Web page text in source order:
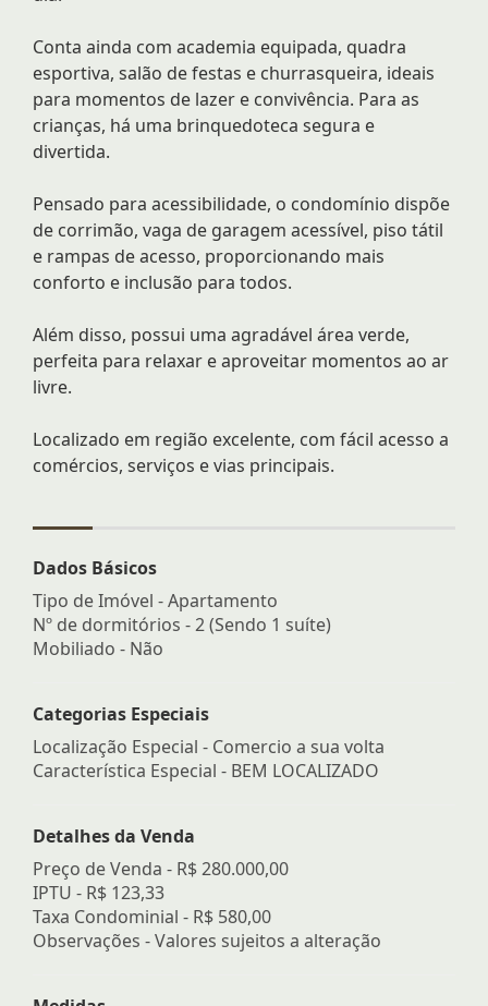
Conta ainda com academia equipada, quadra
esportiva, salão de festas e churrasqueira, ideais
para momentos de lazer e convivência. Para as
crianças, há uma brinquedoteca segura e
divertida.
Pensado para acessibilidade, o condomínio dispõe
de corrimão, vaga de garagem acessível, piso tátil
e rampas de acesso, proporcionando mais
conforto e inclusão para todos.
Além disso, possui uma agradável área verde,
perfeita para relaxar e aproveitar momentos ao ar
livre.
Localizado em região excelente, com fácil acesso a
comércios, serviços e vias principais.
Dados Básicos
Tipo de Imóvel - Apartamento
Nº de dormitórios - 2 (Sendo 1 suíte)
Mobiliado - Não
Categorias Especiais
Localização Especial - Comercio a sua volta
Característica Especial - BEM LOCALIZADO
Detalhes da Venda
Preço de Venda - R$ 280.000,00
IPTU - R$ 123,33
Taxa Condominial - R$ 580,00
Observações - Valores sujeitos a alteração